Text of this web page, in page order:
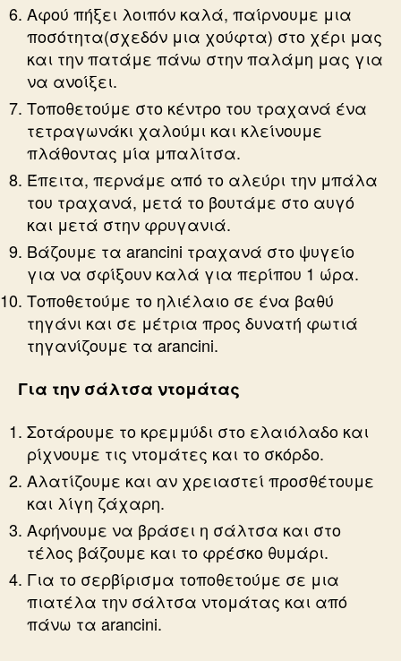
Αφού πήξει λοιπόν καλά, παίρνουμε μια
ποσότητα(σχεδόν μια χούφτα) στο χέρι μας
και την πατάμε πάνω στην παλάμη μας για
να ανοίξει.
Τοποθετούμε στο κέντρο του τραχανά ένα
τετραγωνάκι χαλούμι και κλείνουμε
πλάθοντας μία μπαλίτσα.
Έπειτα, περνάμε από το αλεύρι την μπάλα
του τραχανά, μετά το βουτάμε στο αυγό
και μετά στην φρυγανιά.
Βάζουμε τα arancini τραχανά στο ψυγείο
για να σφίξουν καλά για περίπου 1 ώρα.
Τοποθετούμε το ηλιέλαιο σε ένα βαθύ
τηγάνι και σε μέτρια προς δυνατή φωτιά
τηγανίζουμε τα arancini.
Για την σάλτσα ντομάτας
Σοτάρουμε το κρεμμύδι στο ελαιόλαδο και
ρίχνουμε τις ντομάτες και το σκόρδο.
Αλατίζουμε και αν χρειαστεί προσθέτουμε
και λίγη ζάχαρη.
Αφήνουμε να βράσει η σάλτσα και στο
τέλος βάζουμε και το φρέσκο θυμάρι.
Για το σερβίρισμα τοποθετούμε σε μια
πιατέλα την σάλτσα ντομάτας και από
πάνω τα arancini.